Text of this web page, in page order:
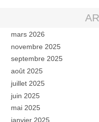
mars 2026
novembre 2025
septembre 2025
août 2025
juillet 2025
juin 2025
mai 2025
janvier 2025